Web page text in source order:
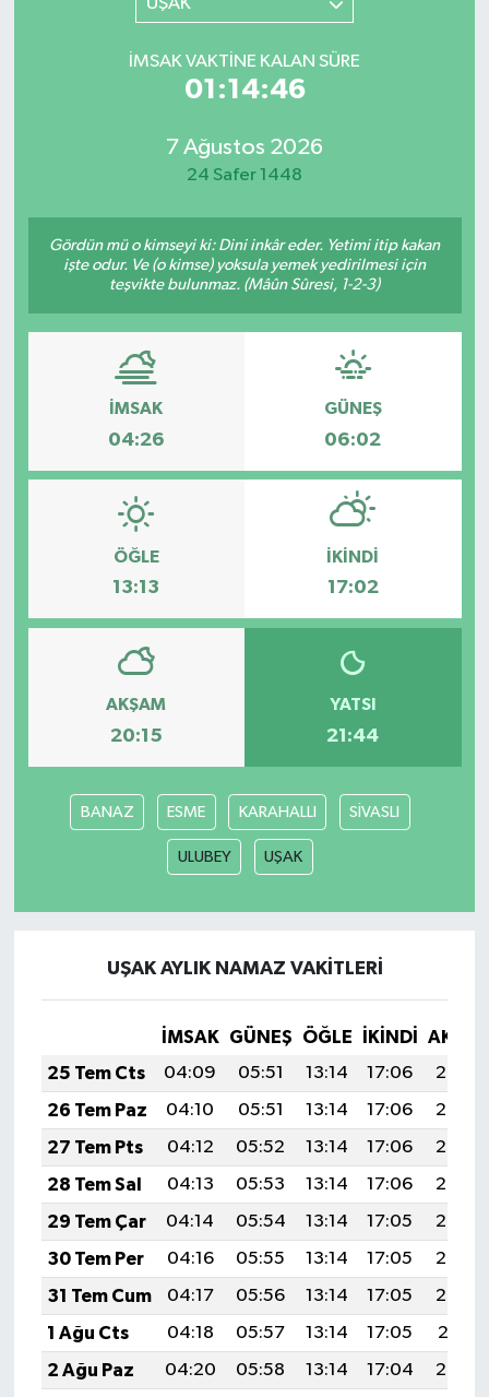
UŞAK
İMSAK VAKTINE KALAN SÜRE
01:14:46
7 Ağustos 2026
24 Safer 1448
Gördün mü o kimseyi ki: Dini inkâr eder. Yetimi itip kakan
işte odur. Ve (o kimse) yoksula yemek yedirilmesi için
teşvikte bulunmaz. (Mâûn Sûresi, 1-2-3)
İMSAK
04:26
GÜNEŞ
06:02
ÖĞLE
13:13
İKINDI
17:02
AKŞAM
20:15
YATSI
21:44
BANAZ ESME KARAHALLI SİVASLI
ULUBEY UŞAK
UŞAK AYLIK NAMAZ VAKITLERI
İMSAK GÜNEŞ ÖĞLE İKINDI
25 Tem Cts
04:09 05:51 13:14 17:06
20:27
26 Tem Paz
04:10 05:51 13:14 17:06
20:26
27 Tem Pts
04:12 05:52 13:14 17:06
20:26
28 Tem Sal
04:13 05:53 13:14 17:06
20:25
29 Tem Çar
04:14 05:54 13:14 17:05
20:24
30 Tem Per
04:16 05:55 13:14 17:05
20:23
31 Tem Cum
04:17 05:56 13:14 17:05
20:22
1 Ağu Cts
04:18 05:57 13:14 17:05
20:21
2 Ağu Paz
04:20 05:58 13:14 17:04
20:20